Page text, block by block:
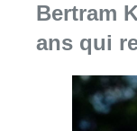
Bertram
ans qui